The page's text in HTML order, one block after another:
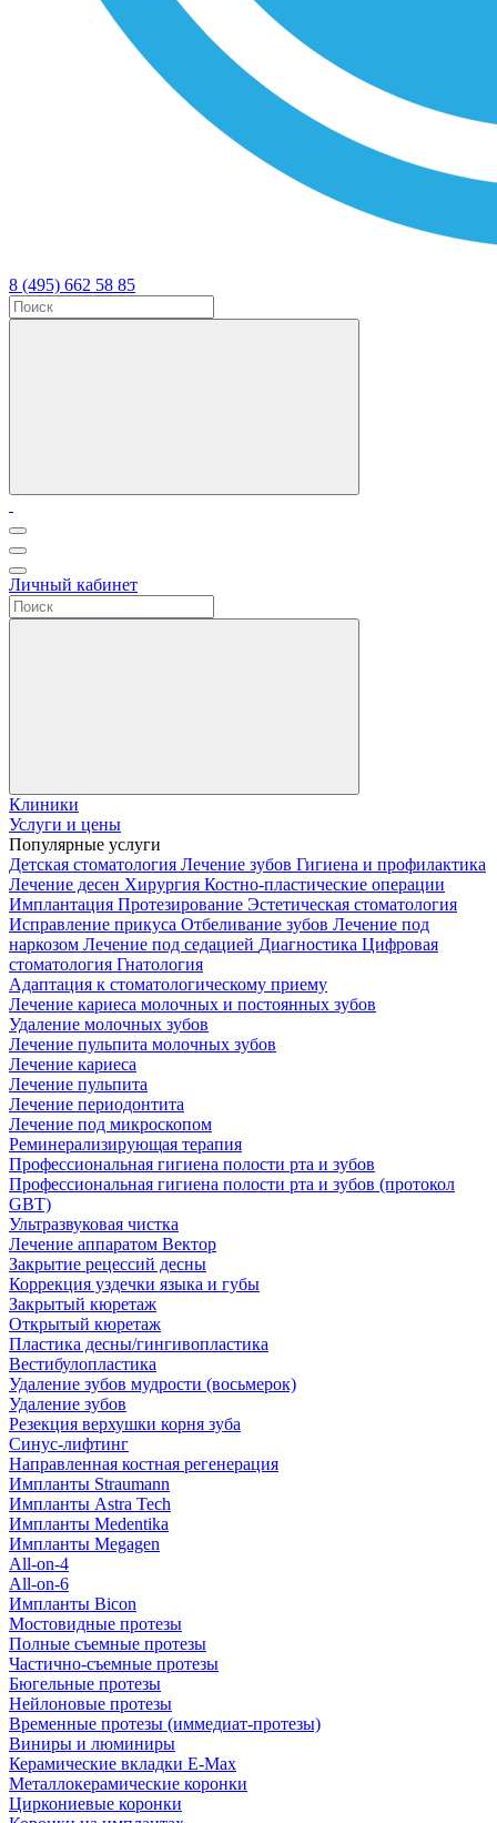
8 (495) 662 58 85
Личный кабинет
Клиники
Услуги и цены
Популярные услуги
Детская стоматология Лечение зубов Гигиена и профилактика
Лечение десен Хирургия Костно-пластические операции
Имплантация Протезирование Эстетическая стоматология
Исправление прикуса Отбеливание зубов Лечение под
наркозом Лечение под седацией Диагностика Цифровая
стоматология Гнатология
Адаптация к стоматологическому приему
Лечение кариеса молочных и постоянных зубов
Удаление молочных зубов
Лечение пульпита молочных зубов
Лечение кариеса
Лечение пульпита
Лечение периодонтита
Лечение под микроскопом
Реминерализирующая терапия
Профессиональная гигиена полости рта и зубов
Профессиональная гигиена полости рта и зубов (протокол
GBT)
Ультразвуковая чистка
Лечение аппаратом Вектор
Закрытие рецессий десны
Коррекция уздечки языка и губы
Закрытый кюретаж
Открытый кюретаж
Пластика десны/гингивопластика
Вестибулопластика
Удаление зубов мудрости (восьмерок)
Удаление зубов
Резекция верхушки корня зуба
Синус-лифтинг
Направленная костная регенерация
Импланты Straumann
Импланты Astra Tech
Импланты Medentika
Импланты Megagen
All-on-4
All-on-6
Импланты Bicon
Мостовидные протезы
Полные съемные протезы
Частично-съемные протезы
Бюгельные протезы
Нейлоновые протезы
Временные протезы (иммедиат-протезы)
Виниры и люминиры
Керамические вкладки E-Max
Металлокерамические коронки
Циркониевые коронки